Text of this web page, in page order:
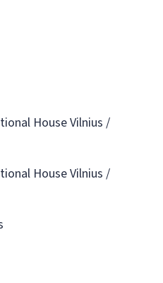
House Vilnius /
House Vilnius /